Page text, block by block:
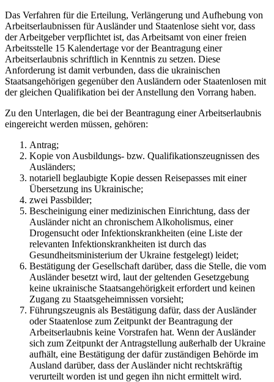
Das Verfahren für die Erteilung, Verlängerung und Aufhebung von
Arbeitserlaubnissen für Ausländer und Staatenlose sieht vor, dass
der Arbeitgeber verpflichtet ist, das Arbeitsamt von einer freien
Arbeitsstelle 15 Kalendertage vor der Beantragung einer
Arbeitserlaubnis schriftlich in Kenntnis zu setzen. Diese
Anforderung ist damit verbunden, dass die ukrainischen
Staatsangehörigen gegenüber den Ausländern oder Staatenlosen mit
der gleichen Qualifikation bei der Anstellung den Vorrang haben.
Zu den Unterlagen, die bei der Beantragung einer Arbeitserlaubnis
eingereicht werden müssen, gehören:
Antrag;
Kopie von Ausbildungs- bzw. Qualifikationszeugnissen des
Ausländers;
notariell beglaubigte Kopie dessen Reisepasses mit einer
Übersetzung ins Ukrainische;
zwei Passbilder;
Bescheinigung einer medizinischen Einrichtung, dass der
Ausländer nicht an chronischem Alkoholismus, einer
Drogensucht oder Infektionskrankheiten (eine Liste der
relevanten Infektionskrankheiten ist durch das
Gesundheitsministerium der Ukraine festgelegt) leidet;
Bestätigung der Gesellschaft darüber, dass die Stelle, die vom
Ausländer besetzt wird, laut der geltenden Gesetzgebung
keine ukrainische Staatsangehörigkeit erfordert und keinen
Zugang zu Staatsgeheimnissen vorsieht;
Führungszeugnis als Bestätigung dafür, dass der Ausländer
oder Staatenlose zum Zeitpunkt der Beantragung der
Arbeitserlaubnis keine Vorstrafen hat. Wenn der Ausländer
sich zum Zeitpunkt der Antragstellung außerhalb der Ukraine
aufhält, eine Bestätigung der dafür zuständigen Behörde im
Ausland darüber, dass der Ausländer nicht rechtskräftig
verurteilt worden ist und gegen ihn nicht ermittelt wird.